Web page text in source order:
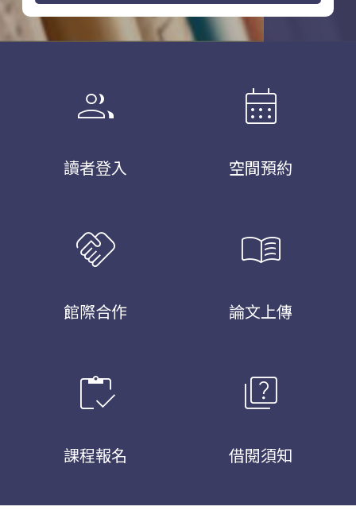
group
讀者登入
calendar_month
空間預約
handshake
館際合作
menu_book
論文上傳
inventory
課程報名
quiz
借閱須知